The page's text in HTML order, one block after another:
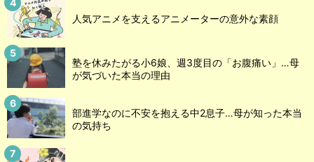
人気アニメを支えるアニメーターの意外な素顔
塾を休みたがる小6娘、週3度目の「お腹痛い」…母
が気づいた本当の理由
部進学なのに不安を抱える中2息子…母が知った本当
の気持ち